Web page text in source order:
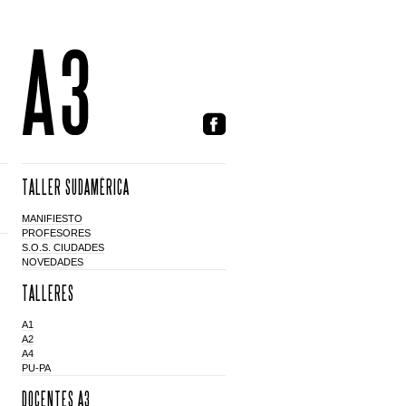
TALLER SUDAMÉRICA
MANIFIESTO
PROFESORES
S.O.S. CIUDADES
NOVEDADES
TALLERES
A1
A2
A4
PU-PA
DOCENTES A3